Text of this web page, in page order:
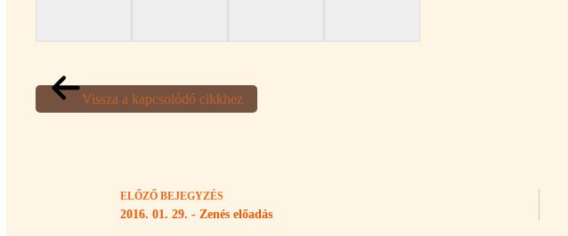
Vissza a kapcsolódó cikkhez
ELŐZŐ BEJEGYZÉS
2016. 01. 29. - Zenés előadás